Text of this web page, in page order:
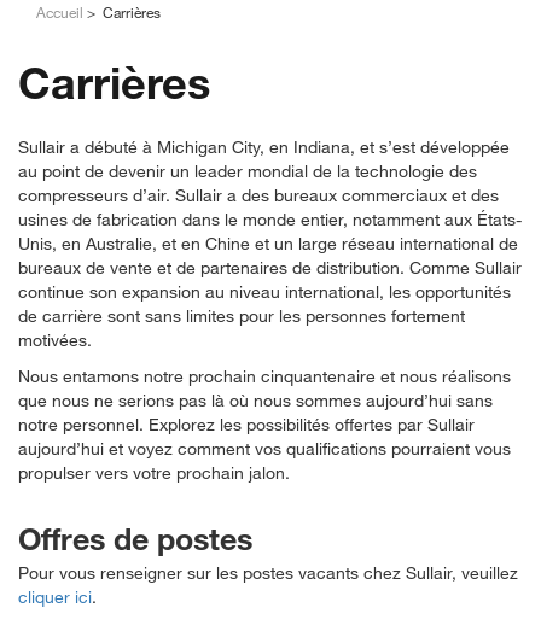
Accueil Carrières
Carrières
Sullair a débuté à Michigan City, en Indiana, et s’est développée
au point de devenir un leader mondial de la technologie des
compresseurs d’air. Sullair a des bureaux commerciaux et des
usines de fabrication dans le monde entier, notamment aux États-
Unis, en Australie, et en Chine et un large réseau international de
bureaux de vente et de partenaires de distribution. Comme Sullair
continue son expansion au niveau international, les opportunités
de carrière sont sans limites pour les personnes fortement
motivées.
Nous entamons notre prochain cinquantenaire et nous réalisons
que nous ne serions pas là où nous sommes aujourd’hui sans
notre personnel. Explorez les possibilités offertes par Sullair
aujourd’hui et voyez comment vos qualifications pourraient vous
propulser vers votre prochain jalon.
Offres de postes
Pour vous renseigner sur les postes vacants chez Sullair, veuillez
cliquer ici.